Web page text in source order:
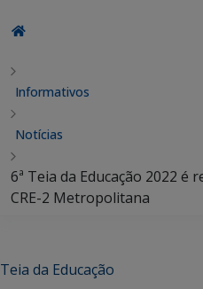
Informativos
Notícias
6ª Teia da Educação 2022 é
CRE-2 Metropolitana
Teia da Educação